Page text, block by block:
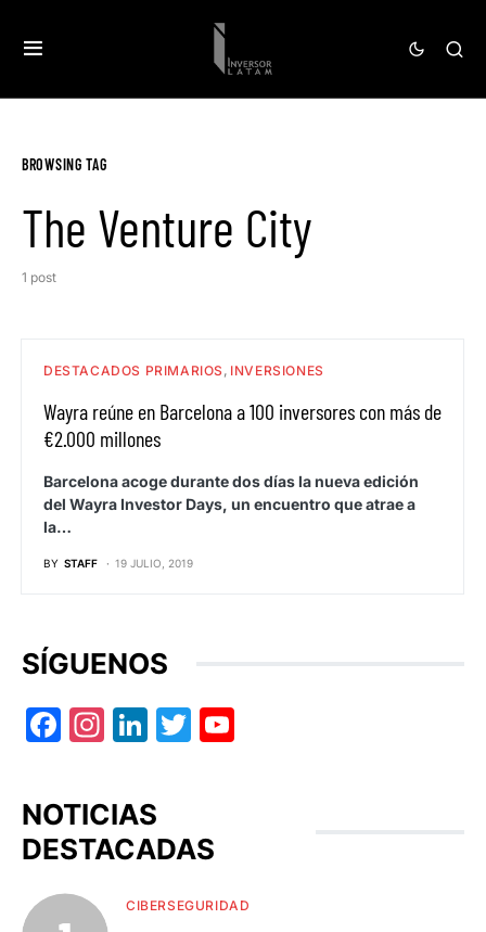
BROWSING TAG
The Venture City
1 post
DESTACADOS PRIMARIOS INVERSIONES
Wayra reúne en Barcelona a 100 inversores con más de
€2.000 millones
Barcelona acoge durante dos días la nueva edición
del Wayra Investor Days, un encuentro que atrae a
la…
BY STAFF 19 JULIO, 2019
SÍGUENOS
Facebook
Instagram
LinkedIn
Twitter
NOTICIAS
DESTACADAS
CIBERSEGURIDAD